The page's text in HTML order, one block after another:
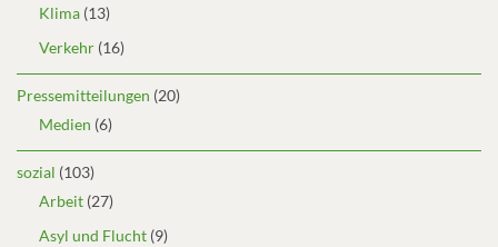
Klima (13)
Verkehr (16)
Pressemitteilungen (20)
Medien (6)
sozial (103)
Arbeit (27)
Asyl und Flucht (9)